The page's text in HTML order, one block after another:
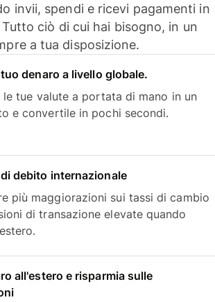
invii, spendi e ricevi pagamenti in
ciò di cui hai bisogno, in un
a tua disposizione.
denaro a livello globale.
tue valute a portata di mano in un
e convertile in pochi secondi.
debito internazionale
più maggiorazioni sui tassi di cambio
di transazione elevate quando
all'estero e risparmia sulle